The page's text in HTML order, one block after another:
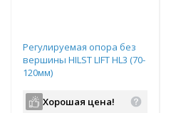
Регулируемая опора без
вершины HILST LIFT HL3 (70-
120мм)
Хорошая цена!